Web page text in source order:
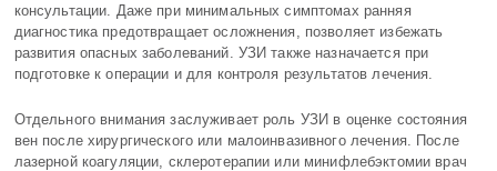
консультации. Даже при минимальных симптомах ранняя
диагностика предотвращает осложнения, позволяет избежать
развития опасных заболеваний. УЗИ также назначается при
подготовке к операции и для контроля результатов лечения.
Отдельного внимания заслуживает роль УЗИ в оценке состояния
вен после хирургического или малоинвазивного лечения. После
лазерной коагуляции, склеротерапии или минифлебэктомии врач